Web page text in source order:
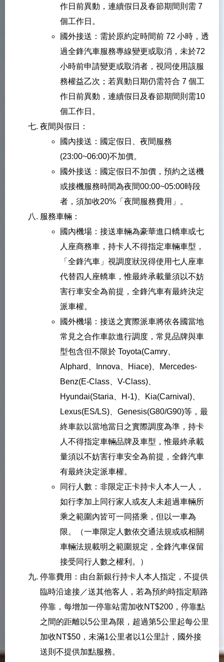
作日前異動，連續假日及春節期間則需 7
個工作日。
國外接送：需於原約定時間前 72 小時，透
過全鋒汽車服務專線變更或取消，未於72
小時前申請變更或取消者，視同使用該服
務權益乙次；若異動日期仍需符合 7 個工
作日前異動，連續假日及春節期間則需10
個工作日。
夜間與假日：
國內接送：國定假日、夜間服務
(23:00~06:00)不加價。
國外接送：國定假日不加價，預約之送機
或接機服務時間為夜間00:00~05:00時段
者，須加收20%「夜間服務費用」。
服務車輛：
國內機場：接送車輛為豪華進口轎車或七
人座商務車，持卡人不得指定車輛車型，
「全鋒汽車」視調度狀況得使用七人座車
代替四人座轎車，惟最終承載量須以不妨
害行車安全為前提，全鋒汽車有最終決定
派車權。
國外機場：接送之實際派車將依各國當地
常見之合作車款進行調度，常見品牌與車
型包含但不限於 Toyota(Camry、
Alphard、Innova、Hiace)、Mercedes-
Benz(E-Class、V-Class)、
Hyundai(Staria、H-1)、Kia(Carnival)、
Lexus(ES/LS)、Genesis(G80/G90)等，最
終車款以當地當日之實際調度為準，持卡
人不得指定車輛品牌及車型，惟最終承載
量須以不妨害行車安全為前提，全鋒汽車
有最終決定派車權。
同行人數：非限定正卡持卡人本人一人，
如行李加上同行家人或友人未超過車輛所
乘之範圍內皆可一同搭乘，但以一車為
限。（一車限定人數依交通法規或或相關
車輛法規載明之範圍規定，全鋒汽車保留
接受同行人數之權利。）
停靠費用：由台新銀行持卡人本人指定，不提供
臨時沿途接／送其他客人，若為預約時指定順路
停靠，每增加一停靠站需加收NT$200，停靠點
之間的距離以5公里為限，超過第5公里起每公里
加收NT$50，未滿1公里者以1公里計，國外接
送則不提供加點服務。